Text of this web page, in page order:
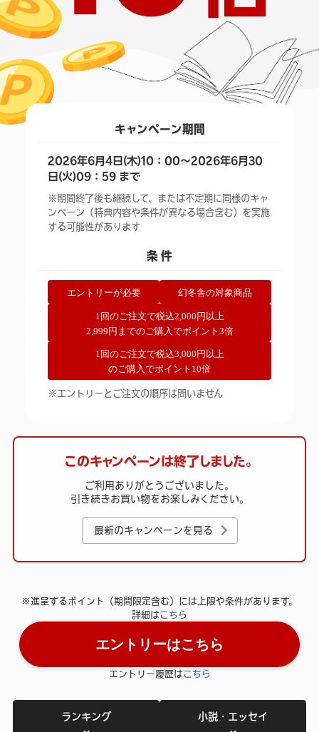
キャンペーン期間
2026年6月4日(木)10：00～2026年6月30
日(火)09：59 まで
※期間終了後も継続して、または不定期に同様のキャ
ンペーン（特典内容や条件が異なる場合含む）を実施
する可能性があります
条 件
エントリーが必要 幻冬舎の対象商品
1回のご注文で税込2,000円以上
2,999円までのご購入でポイント3倍
1回のご注文で税込3,000円以上
のご購入でポイント10倍
※エントリーとご注文の順序は問いません
このキャンペーンは終了しました。
ご利用ありがとうございました。
引き続きお買い物をお楽しみください。
最新のキャンペーンを見る
※進呈するポイント（期間限定含む）には上限や条件があります。
詳細は こちら
エントリーはこちら
エントリー履歴は こちら
ランキング 小説・エッセイ